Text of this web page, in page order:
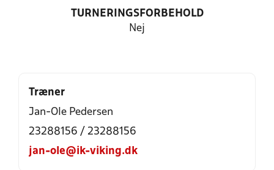
TURNERINGSFORBEHOLD
Nej
Træner
Jan-Ole Pedersen
23288156 / 23288156
jan-ole@ik-viking.dk